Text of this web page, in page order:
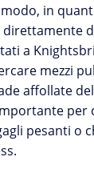
in
a
mezzi
affollate
per
pesanti o